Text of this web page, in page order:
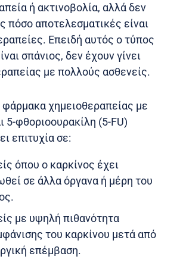
ή ακτινοβολία, αλλά δεν
πόσο αποτελεσματικές είναι
Επειδή αυτός ο τύπος
σπάνιος, δεν έχουν γίνει
με πολλούς ασθενείς.
χημειοθεραπείας με
5-φθοριοουρακίλη (5-FU)
επιτυχία σε:
όπου ο καρκίνος έχει
σε άλλα όργανα ή μέρη του
με υψηλή πιθανότητα
του καρκίνου μετά από
επέμβαση.